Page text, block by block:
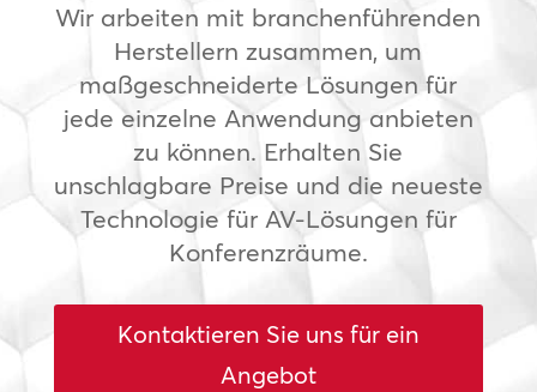
Wir arbeiten mit branchenführenden
Herstellern zusammen, um
maßgeschneiderte Lösungen für
jede einzelne Anwendung anbieten
zu können. Erhalten Sie
unschlagbare Preise und die neueste
Technologie für AV-Lösungen für
Konferenzräume.
Kontaktieren Sie uns für ein
Angebot